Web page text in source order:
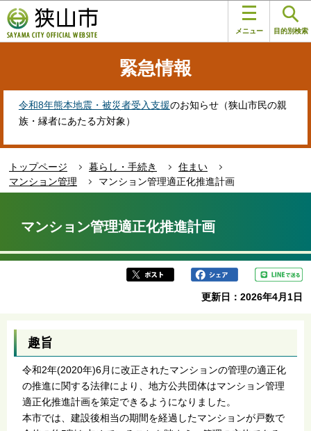
の
ペ
す
メニュー 目的別検索
緊急情報
令和8年熊本地震・被災者受入支援のお知らせ（狭山市民の親
族・縁者にあたる方対象）
トップページ 暮らし・手続き
住まい
マンション管理
マンション管理適正化推進計画
か
マンション管理適正化推進計画
更新日：2026年4月1日
趣旨
令和2年(2020年)6月に改正されたマンションの管理の適正化
の推進に関する法律により、地方公共団体はマンション管理
適正化推進計画を策定できるようになりました。
本市では、建設後相当の期間を経過したマンションが戸数で